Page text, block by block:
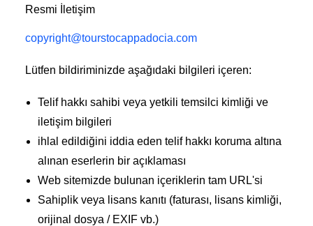
Resmi İletişim
copyright@tourstocappadocia.com
Lütfen bildiriminizde aşağıdaki bilgileri içeren:
Telif hakkı sahibi veya yetkili temsilci kimliği ve
iletişim bilgileri
ihlal edildiğini iddia eden telif hakkı koruma altına
alınan eserlerin bir açıklaması
Web sitemizde bulunan içeriklerin tam URL'si
Sahiplik veya lisans kanıtı (faturası, lisans kimliği,
orijinal dosya / EXIF vb.)